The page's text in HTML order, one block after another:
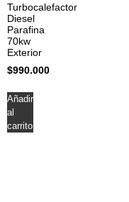
Turbocalefactor
Diesel
Parafina
70kw
Exterior
$990.000
Añadir
al
carrito